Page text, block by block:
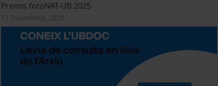
Premis fotoNAT-UB 2025
17 Diciembre, 2025